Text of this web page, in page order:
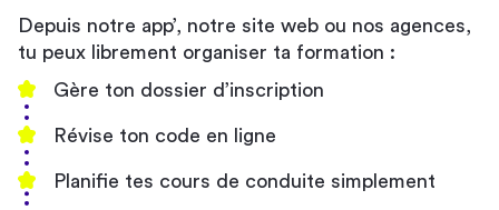
Depuis notre app’, notre site web ou nos agences,
tu peux librement organiser ta formation :
Gère ton dossier d’inscription
Révise ton code en ligne
Planifie tes cours de conduite simplement